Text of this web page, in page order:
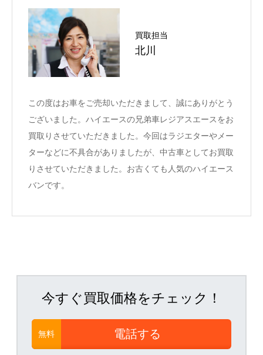
買取担当
北川
この度はお車をご売却いただきまして、誠にありがとう
ございました。ハイエースの兄弟車レジアスエースをお
買取りさせていただきました。今回はラジエターやメー
ターなどに不具合がありましたが、中古車としてお買取
りさせていただきました。お古くても人気のハイエース
バンです。
今すぐ買取価格をチェック！
無料 電話する